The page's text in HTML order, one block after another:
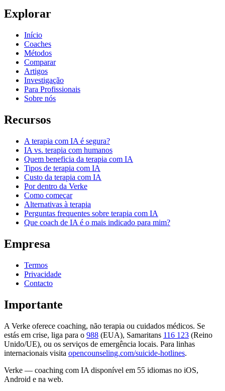
Explorar
Início
Coaches
Métodos
Comparar
Artigos
Investigação
Para Profissionais
Sobre nós
Recursos
A terapia com IA é segura?
IA vs. terapia com humanos
Quem beneficia da terapia com IA
Tipos de terapia com IA
Custo da terapia com IA
Por dentro da Verke
Como começar
Alternativas à terapia
Perguntas frequentes sobre terapia com IA
Que coach de IA é o mais indicado para mim?
Empresa
Termos
Privacidade
Contacto
Importante
A Verke oferece coaching, não terapia ou cuidados médicos. Se
estás em crise, liga para o 988 (EUA), Samaritans 116 123 (Reino
Unido/UE), ou os serviços de emergência locais. Para linhas
internacionais visita opencounseling.com/suicide-hotlines.
Verke — coaching com IA disponível em 55 idiomas no iOS,
Android e na web.